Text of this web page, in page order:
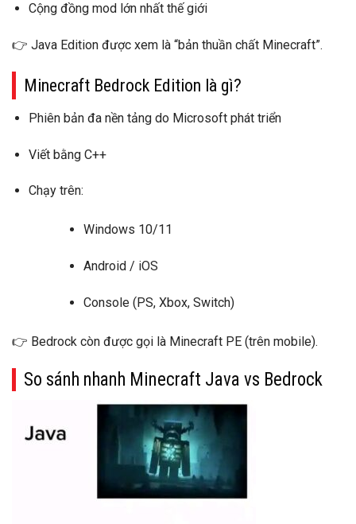
Cộng đồng mod lớn nhất thế giới
👉 Java Edition được xem là “bản thuần chất Minecraft”.
Minecraft Bedrock Edition là gì?
Phiên bản đa nền tảng do Microsoft phát triển
Viết bằng C++
Chạy trên:
Windows 10/11
Android / iOS
Console (PS, Xbox, Switch)
👉 Bedrock còn được gọi là Minecraft PE (trên mobile).
So sánh nhanh Minecraft Java vs Bedrock